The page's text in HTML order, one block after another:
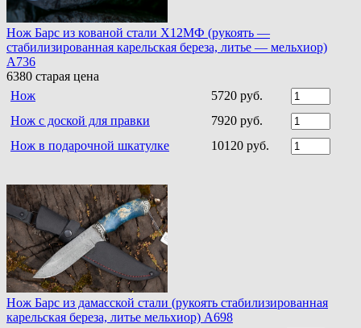
Нож Барс из кованой стали Х12МФ (рукоять —
стабилизированная карельская береза, литье — мельхиор)
A736
6380 старая цена
Нож
5720 руб.
Нож с доской для правки
7920 руб.
Нож в подарочной шкатулке
10120 руб.
Нож Барс из дамасской стали (рукоять стабилизированная
карельская береза, литье мельхиор) A698